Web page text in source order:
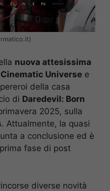
nuova attesissima
Universe e
della casa
di Daredevil: Born
2025, sulla
. Attualmente, la quasi
a conclusione ed è
fase di post
diverse novità